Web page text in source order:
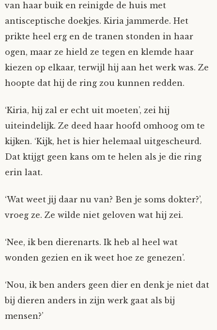
van haar buik en reinigde de huis met
antisceptische doekjes. Kiria jammerde. Het
prikte heel erg en de tranen stonden in haar
ogen, maar ze hield ze tegen en klemde haar
kiezen op elkaar, terwijl hij aan het werk was. Ze
hoopte dat hij de ring zou kunnen redden.
‘Kiria, hij zal er echt uit moeten’, zei hij
uiteindelijk. Ze deed haar hoofd omhoog om te
kijken. ‘Kijk, het is hier helemaal uitgescheurd.
Dat ktijgt geen kans om te helen als je die ring
erin laat.
‘Wat weet jij daar nu van? Ben je soms dokter?’,
vroeg ze. Ze wilde niet geloven wat hij zei.
‘Nee, ik ben dierenarts. Ik heb al heel wat
wonden gezien en ik weet hoe ze genezen’.
‘Nou, ik ben anders geen dier en denk je niet dat
bij dieren anders in zijn werk gaat als bij
mensen?’